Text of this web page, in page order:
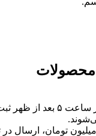
سفارشاتی که تا قبل از